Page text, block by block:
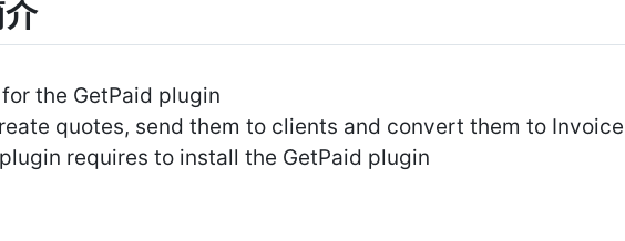
the GetPaid plugin
quotes, send them to clients and convert them to
requires to install the GetPaid plugin